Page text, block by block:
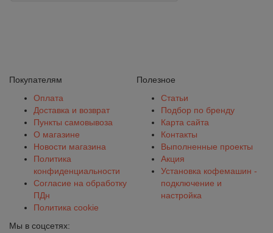
Покупателям
Оплата
Доставка и возврат
Пункты самовывоза
О магазине
Новости магазина
Политика
конфиденциальности
Согласие на обработку
ПДн
Политика cookie
Полезное
Статьи
Подбор по бренду
Карта сайта
Контакты
Выполненные проекты
Акция
Установка кофемашин -
подключение и
настройка
Мы в соцсетях: